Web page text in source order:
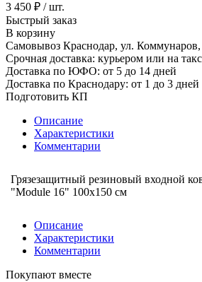
3 450 ₽ / шт.
Быстрый заказ
В корзину
Самовывоз Краснодар, ул. Коммунаров,
Срочная доставка: курьером или на
Доставка по ЮФО: от 5 до 14 дней
Доставка по Краснодару: от 1 до 3 дней
Подготовить КП
Описание
Характеристики
Комментарии
Грязезащитный резиновый входной
"Module 16" 100х150 см
Описание
Характеристики
Комментарии
Покупают вместе